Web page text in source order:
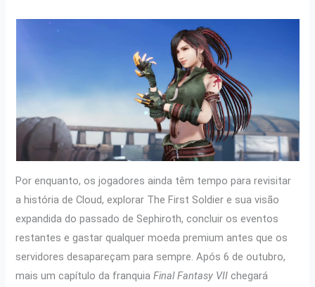
Por enquanto, os jogadores ainda têm tempo para revisitar
a história de Cloud, explorar The First Soldier e sua visão
expandida do passado de Sephiroth, concluir os eventos
restantes e gastar qualquer moeda premium antes que os
servidores desapareçam para sempre. Após 6 de outubro,
mais um capítulo da franquiaFinal Fantasy VII chegará